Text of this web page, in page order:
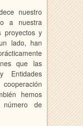
nuestro
a nuestra
proyectos y
lado, han
que las
Entidades
hemos
de